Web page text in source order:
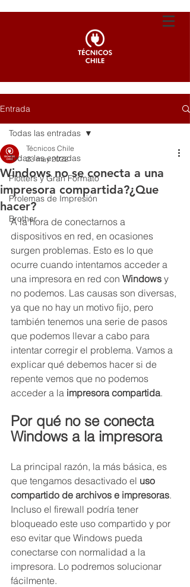
Entrada
Todas las entradas
Plotters y Gran Formato
Prolemas de Impresión
Brother
Todas las entradas
Windows no se conecta a una
impresora compartida?¿Que
hacer?
Técnicos Chile
23 may 2022
A la hora de conectarnos a
dispositivos en red, en ocasiones
surgen problemas. Esto es lo que
ocurre cuando intentamos acceder a
una impresora en red con Windows y
no podemos. Las causas son diversas,
ya que no hay un motivo fijo, pero
también tenemos una serie de pasos
que podemos llevar a cabo para
intentar corregir el problema. Vamos a
explicar qué debemos hacer si de
repente vemos que no podemos
acceder a la impresora compartida.
Por qué no se conecta
Windows a la impresora
La principal razón, la más básica, es
que tengamos desactivado el uso
compartido de archivos e impresoras.
Incluso el firewall podría tener
bloqueado este uso compartido y por
eso evitar que Windows pueda
conectarse con normalidad a la
impresora. Lo podremos solucionar
fácilmente.